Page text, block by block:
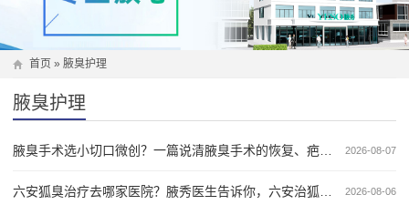
首页 » 腋臭护理
腋臭护理
2026-08-07
2026-08-06